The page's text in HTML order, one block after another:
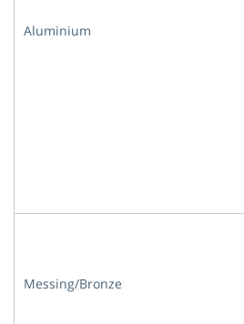
Aluminium
Messing/Bronze